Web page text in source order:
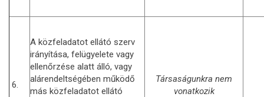
6.
A közfeladatot ellátó szerv
irányítása, felügyelete vagy
ellenőrzése alatt álló, vagy
alárendeltségében működő
más közfeladatot ellátó
Társaságunkra nem
vonatkozik